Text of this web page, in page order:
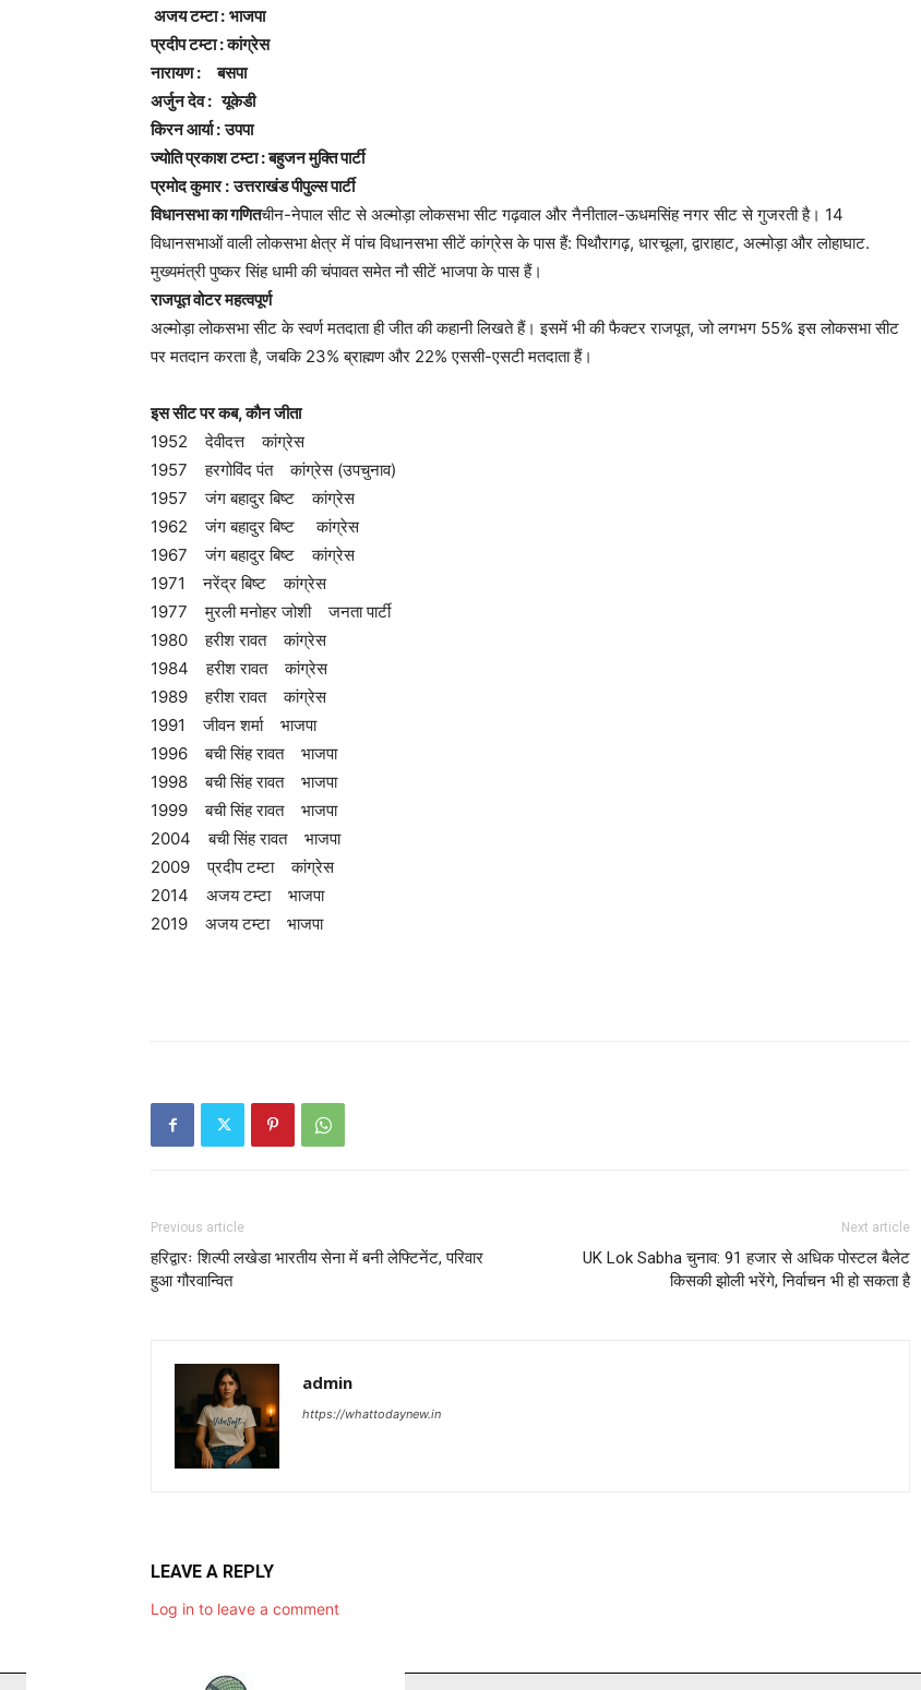
अजय टम्टा : भाजपा
प्रदीप टम्टा : कांग्रेस
नारायण : बसपा
अर्जुन देव : यूकेडी
किरन आर्या : उपपा
ज्योति प्रकाश टम्टा : बहुजन मुक्ति पार्टी
प्रमोद कुमार : उत्तराखंड पीपुल्स पार्टी
विधानसभा का गणितचीन-नेपाल सीट से अल्मोड़ा लोकसभा सीट गढ़वाल और नैनीताल-ऊधमसिंह नगर सीट से गुजरती है। 14
विधानसभाओं वाली लोकसभा क्षेत्र में पांच विधानसभा सीटें कांग्रेस के पास हैं: पिथौरागढ़, धारचूला, द्वाराहाट, अल्मोड़ा और लोहाघाट.
मुख्यमंत्री पुष्कर सिंह धामी की चंपावत समेत नौ सीटें भाजपा के पास हैं।
राजपूत वोटर महत्वपूर्ण
अल्मोड़ा लोकसभा सीट के स्वर्ण मतदाता ही जीत की कहानी लिखते हैं। इसमें भी की फैक्टर राजपूत, जो लगभग 55% इस लोकसभा सीट
पर मतदान करता है, जबकि 23% ब्राह्मण और 22% एससी-एसटी मतदाता हैं।
इस सीट पर कब, काैन जीता
1952 देवीदत्त कांग्रेस
1957 हरगोविंद पंत कांग्रेस (उपचुनाव)
1957 जंग बहादुर बिष्ट कांग्रेस
1962 जंग बहादुर बिष्ट कांग्रेस
1967 जंग बहादुर बिष्ट कांग्रेस
1971 नरेंद्र बिष्ट कांग्रेस
1977 मुरली मनोहर जोशी जनता पार्टी
1980 हरीश रावत कांग्रेस
1984 हरीश रावत कांग्रेस
1989 हरीश रावत कांग्रेस
1991 जीवन शर्मा भाजपा
1996 बची सिंह रावत भाजपा
1998 बची सिंह रावत भाजपा
1999 बची सिंह रावत भाजपा
2004 बची सिंह रावत भाजपा
2009 प्रदीप टम्टा कांग्रेस
2014 अजय टम्टा भाजपा
2019 अजय टम्टा भाजपा
Previous article
हरिद्वारः शिल्पी लखेडा भारतीय सेना में बनी लेफ्टिनेंट, परिवार
हुआ गौरवान्वित
Next article
UK Lok Sabha चुनाव: 91 हजार से अधिक पोस्टल बैलेट
किसकी झोली भरेंगे, निर्वाचन भी हो सकता है
admin
https://whattodaynew.in
LEAVE A REPLY
Log in to leave a comment